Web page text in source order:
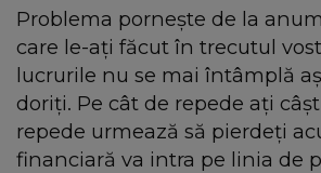
Problema pornește de la
care le-ați făcut în trecutul
lucrurile nu se mai întâmplă
doriți. Pe cât de repede ați
repede urmează să pierdeți
financiară va intra pe linia de